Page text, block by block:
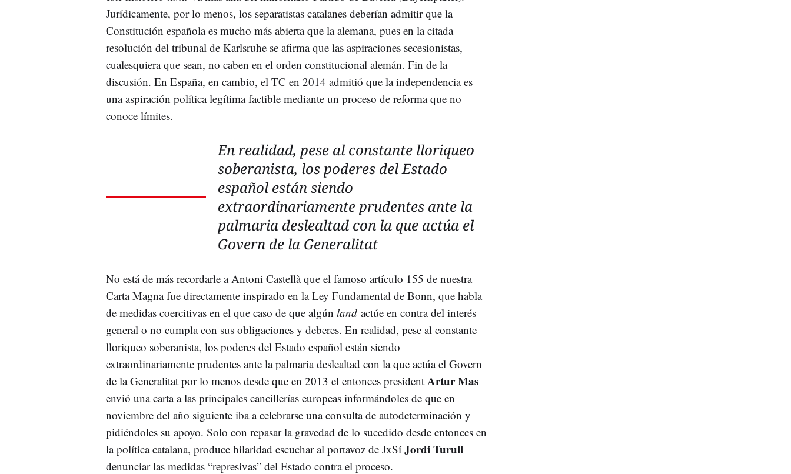
Jurídicamente, por lo menos, los separatistas catalanes deberían admitir que la
Constitución española es mucho más abierta que la alemana, pues en la citada
resolución del tribunal de Karlsruhe se afirma que las aspiraciones secesionistas,
cualesquiera que sean, no caben en el orden constitucional alemán. Fin de la
discusión. En España, en cambio, el TC en 2014 admitió que la independencia es
una aspiración política legítima factible mediante un proceso de reforma que no
conoce límites.
En realidad, pese al constante lloriqueo
soberanista, los poderes del Estado
español están siendo
extraordinariamente prudentes ante la
palmaria deslealtad con la que actúa el
Govern de la Generalitat
No está de más recordarle a Antoni Castellà que el famoso artículo 155 de nuestra
Carta Magna fue directamente inspirado en la Ley Fundamental de Bonn, que habla
de medidas coercitivas en el que caso de que algún land actúe en contra del interés
general o no cumpla con sus obligaciones y deberes. En realidad, pese al constante
lloriqueo soberanista, los poderes del Estado español están siendo
extraordinariamente prudentes ante la palmaria deslealtad con la que actúa el Govern
de la Generalitat por lo menos desde que en 2013 el entonces president Artur Mas
envió una carta a las principales cancillerías europeas informándoles de que en
noviembre del año siguiente iba a celebrarse una consulta de autodeterminación y
pidiéndoles su apoyo. Solo con repasar la gravedad de lo sucedido desde entonces en
la política catalana, produce hilaridad escuchar al portavoz de JxSíJordi Turull
denunciar las medidas “represivas” del Estado contra el proceso.